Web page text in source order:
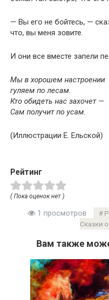
— Вы его не бойтесь, —
что, вы меня зовите.
И они все вместе запели
Мы в хорошем настроении
гуляем по лесам.
Кто обидеть нас захочет —
Сам получит по усам.
(Иллюстрации Е. Ельской)
Рейтинг
( Пока оценок нет )
1 просмотров
Сказки
Вам также